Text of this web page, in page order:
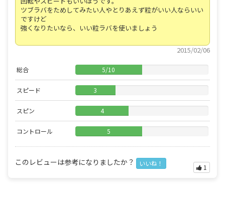
ツブラバをためしてみたい人やとりあえず粒がいい人ならいい
ですけど
強くなりたいなら、いい粒ラバを使いましょう
2015/02/06
総合 5/10
スピード 3
スピン 4
コントロール 5
このレビューは参考になりましたか？ いいね！
1